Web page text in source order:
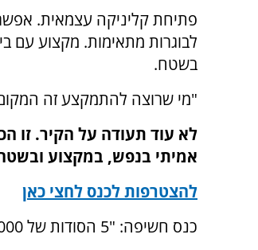
פתיחת קליניקה עצמאית.
לבוגרות מתאימות. מקצוע עם
בשטח.
"מי שרוצה להתמקצע זה
לא עוד תעודה על הקיר. זו
אמיתי בנפש, במקצוע
להצטרפות לכנס לחצי כאן
כנס חשיפה: "5 הסודות של 2000 חתונות"